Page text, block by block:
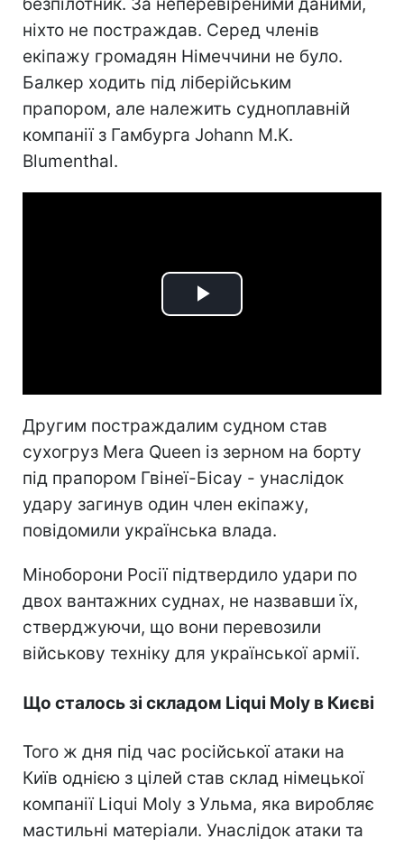
безпілотник. За неперевіреними даними,
ніхто не постраждав. Серед членів
екіпажу громадян Німеччини не було.
Балкер ходить під ліберійським
прапором, але належить судноплавній
компанії з Гамбурга Johann M.K.
Blumenthal.
Play
Другим постраждалим судном став
сухогруз Mera Queen із зерном на борту
під прапором Гвінеї-Бісау - унаслідок
удару загинув один член екіпажу,
повідомили українська влада.
Міноборони Росії підтвердило удари по
двох вантажних суднах, не назвавши їх,
стверджуючи, що вони перевозили
військову техніку для української армії.
Що сталось зі складом Liqui Moly в Києві
Того ж дня під час російської атаки на
Київ однією з цілей став склад німецької
компанії Liqui Moly з Ульма, яка виробляє
мастильні матеріали. Унаслідок атаки та